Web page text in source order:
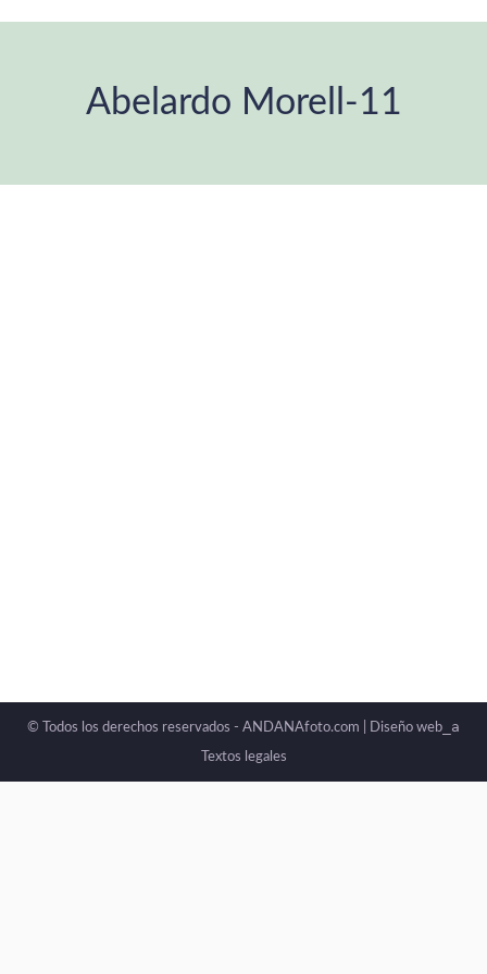
Abelardo Morell-11
© Todos los derechos reservados - ANDANAfoto.com | Diseño web _a
Textos legales